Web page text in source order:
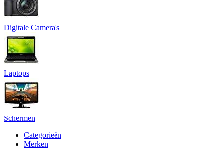
Digitale Camera's
Laptops
Schermen
Categorieën
Merken